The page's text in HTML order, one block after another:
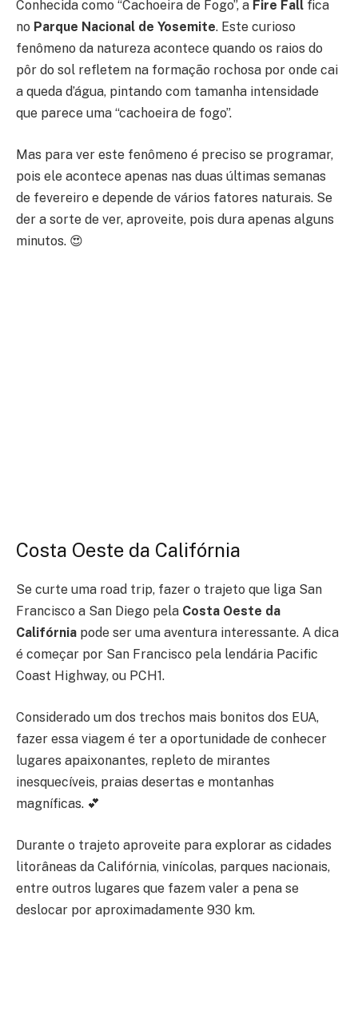
Conhecida como “Cachoeira de Fogo”, a Fire Fall fica
no Parque Nacional de Yosemite. Este curioso
fenômeno da natureza acontece quando os raios do
pôr do sol refletem na formação rochosa por onde cai
a queda d’água, pintando com tamanha intensidade
que parece uma “cachoeira de fogo”.
Mas para ver este fenômeno é preciso se programar,
pois ele acontece apenas nas duas últimas semanas
de fevereiro e depende de vários fatores naturais. Se
der a sorte de ver, aproveite, pois dura apenas alguns
minutos. 😍
Costa Oeste da Califórnia
Se curte uma road trip, fazer o trajeto que liga San
Francisco a San Diego pela Costa Oeste da
Califórnia pode ser uma aventura interessante. A dica
é começar por San Francisco pela lendária Pacific
Coast Highway, ou PCH1.
Considerado um dos trechos mais bonitos dos EUA,
fazer essa viagem é ter a oportunidade de conhecer
lugares apaixonantes, repleto de mirantes
inesquecíveis, praias desertas e montanhas
magníficas. 💕
Durante o trajeto aproveite para explorar as cidades
litorâneas da Califórnia, vinícolas, parques nacionais,
entre outros lugares que fazem valer a pena se
deslocar por aproximadamente 930 km.